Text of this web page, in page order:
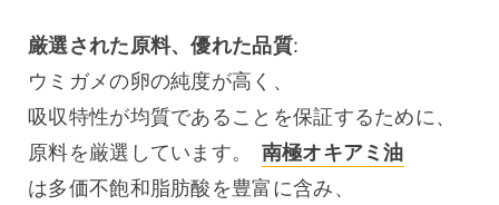
厳選された原料、優れた品質:
ウミガメの卵の純度が高く、
吸収特性が均質であることを保証するために、
原料を厳選しています。
南極オキアミ油
は多価不飽和脂肪酸を豊富に含み、